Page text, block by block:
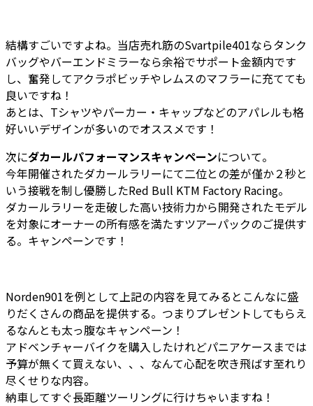
結構すごいですよね。当店売れ筋のSvartpile401ならタンク
バッグやバーエンドミラーなら余裕でサポート金額内です
し、奮発してアクラポビッチやレムスのマフラーに充てても
良いですね！
あとは、Tシャツやパーカー・キャップなどのアパレルも格
好いいデザインが多いのでオススメです！
次にダカールパフォーマンスキャンペーンについて。
今年開催されたダカールラリーにて二位との差が僅か２秒と
いう接戦を制し優勝したRed Bull KTM Factory Racing。
ダカールラリーを走破した高い技術力から開発されたモデル
を対象にオーナーの所有感を満たすツアーパックのご提供す
る。キャンペーンです！
Norden901を例として上記の内容を見てみるとこんなに盛
りだくさんの商品を提供する。つまりプレゼントしてもらえ
るなんとも太っ腹なキャンペーン！
アドベンチャーバイクを購入したけれどパニアケースまでは
予算が無くて買えない、、、なんて心配を吹き飛ばす至れり
尽くせりな内容。
納車してすぐ長距離ツーリングに行けちゃいますね！